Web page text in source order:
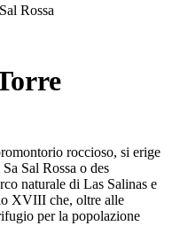
Rossa
roccioso, si erige
Sal Rossa o des
naturale di Las Salinas e
XVIII che, oltre alle
per la popolazione